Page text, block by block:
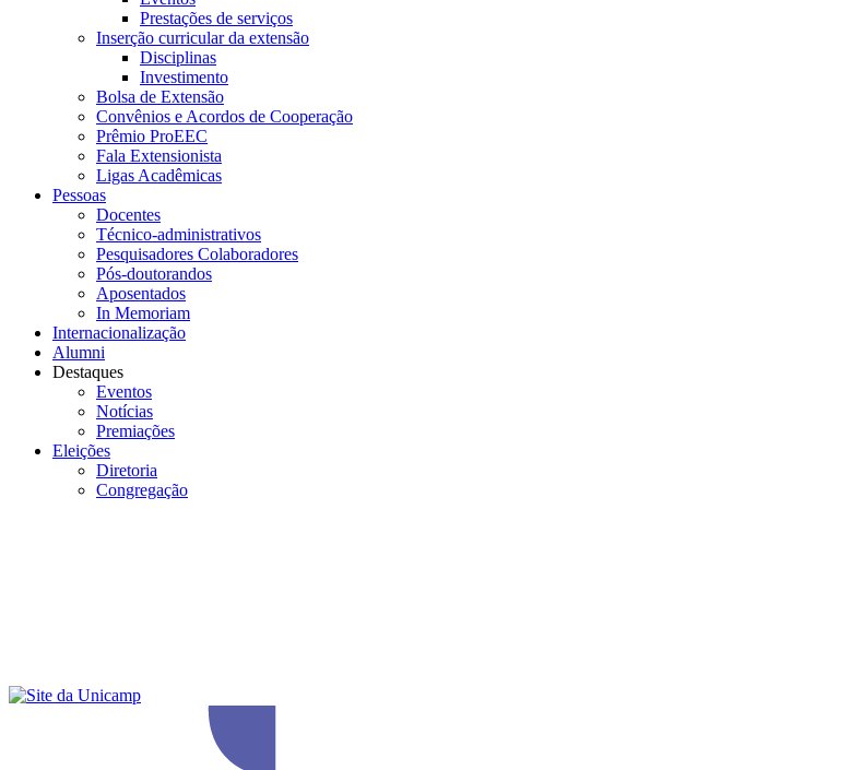
Prestações de serviços
Inserção curricular da extensão
Disciplinas
Investimento
Bolsa de Extensão
Convênios e Acordos de Cooperação
Prêmio ProEEC
Fala Extensionista
Ligas Acadêmicas
Pessoas
Docentes
Técnico-administrativos
Pesquisadores Colaboradores
Pós-doutorandos
Aposentados
In Memoriam
Internacionalização
Alumni
Destaques
Eventos
Notícias
Premiações
Eleições
Diretoria
Congregação